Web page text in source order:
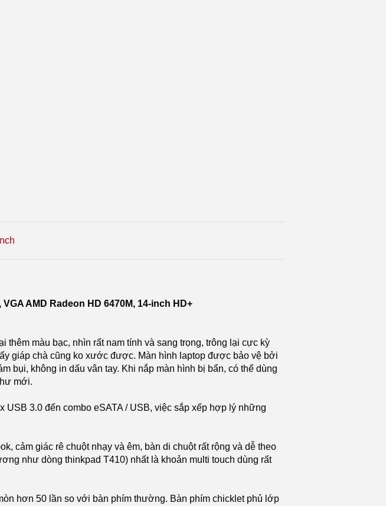
AMD Radeon HD 6470M, 14-inch HD+
màu bạc, nhìn rất nam tính và sang trọng, trông lại cực kỳ
giáp chà cũng ko xước được. Màn hình laptop được bảo vệ bởi
bụi, không in dấu vân tay. Khi nắp màn hình bị bẩn, có thể dùng
mới.
USB 3.0 đến combo eSATA / USB, việc sắp xếp hợp lý những
cảm giác rê chuột nhạy và êm, bàn di chuột rất rộng và dễ theo
như dòng thinkpad T410) nhất là khoản multi touch dùng rất
hơn 50 lần so với bàn phím thường. Bàn phím chicklet phủ lớp